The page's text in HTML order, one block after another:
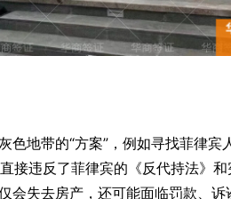
色地带的“方案”，例如寻找菲律宾
接违反了菲律宾的《反代持法》
失去房产，还可能面临罚款、诉